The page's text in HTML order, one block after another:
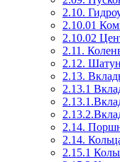
2.10.
2.10.01
2.10.02
2.11.
2.12.
2.13.
2.13.1
2.14.
2.14.
2.15.1